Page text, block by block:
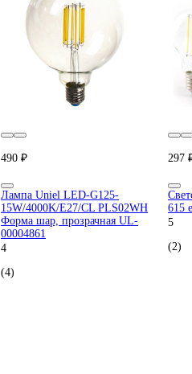
490 ₽
Лампа Uniel LED-G125-
15W/4000K/E27/CL PLS02WH
Форма шар, прозрачная UL-
00004861
4
(4)
297
615
5
(2)